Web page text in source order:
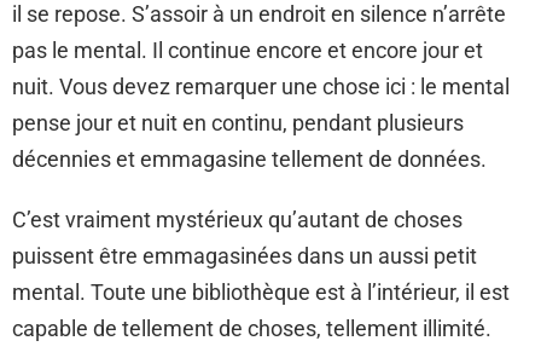
il se repose. S’assoir à un endroit en silence n’arrête
pas le mental. Il continue encore et encore jour et
nuit. Vous devez remarquer une chose ici : le mental
pense jour et nuit en continu, pendant plusieurs
décennies et emmagasine tellement de données.
C’est vraiment mystérieux qu’autant de choses
puissent être emmagasinées dans un aussi petit
mental. Toute une bibliothèque est à l’intérieur, il est
capable de tellement de choses, tellement illimité.